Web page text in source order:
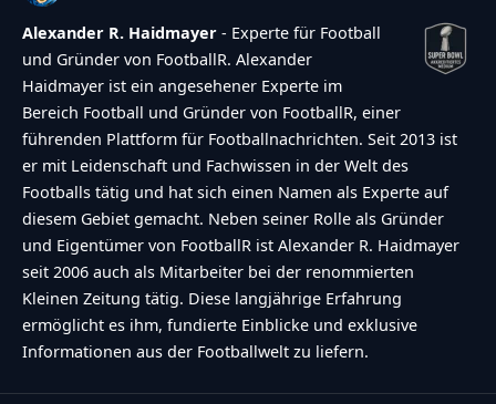
Alexander R. Haidmayer - Experte für Football
und Gründer von FootballR. Alexander
Haidmayer ist ein angesehener Experte im
Bereich Football und Gründer von FootballR, einer
führenden Plattform für Footballnachrichten. Seit 2013 ist
er mit Leidenschaft und Fachwissen in der Welt des
Footballs tätig und hat sich einen Namen als Experte auf
diesem Gebiet gemacht. Neben seiner Rolle als Gründer
und Eigentümer von FootballR ist Alexander R. Haidmayer
seit 2006 auch als Mitarbeiter bei der renommierten
Kleinen Zeitung tätig. Diese langjährige Erfahrung
ermöglicht es ihm, fundierte Einblicke und exklusive
Informationen aus der Footballwelt zu liefern.